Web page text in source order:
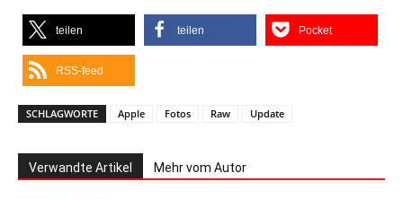
teilen teilen Pocket
RSS-feed
SCHLAGWORTE Apple Fotos Raw Update
Verwandte Artikel Mehr vom Autor